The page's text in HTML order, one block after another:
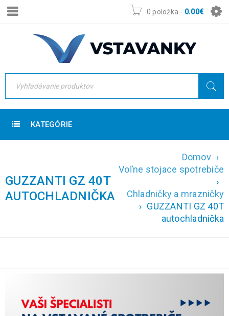
0 položka - 0.00€
KATEGÓRIE
GUZZANTI GZ 40T
AUTOCHLADNIČKA
Domov ›
Voľne stojace spotrebiče
›
Chladničky a mrazničky
› GUZZANTI GZ 40T
autochladnička